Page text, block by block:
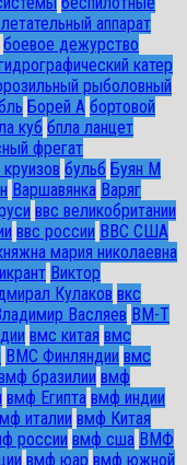
аппарат
боевое дежурство
катер
рыболовный
Борей А бортовой
куб бпла ланцет
фрегат
бульб Буян М
Варшавянка Варяг
ввс великобритании
ввс россии ВВС США
мария николаевна
Виктор
Кулаков вкс
Васляев ВМ-Т
вмс китая вмс
ВМС Финляндии вмс
бразилии вмф
вмф Египта вмф индии
италии вмф Китая
россии вмф сша ВМФ
вмф юар вмф южной